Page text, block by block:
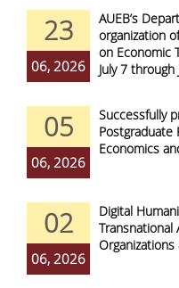
23
06, 2026
AUEB’s
organization
on Economic
July 7
05
06, 2026
Successfully
Postgraduate
Economics
02
06, 2026
Digital
Transnational